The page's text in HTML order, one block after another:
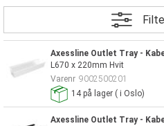
Axessline Outlet Tray -
L670 x 220mm Hvit
Varenr 9002500201
14på lager ( i Oslo)
Axessline Outlet Tray -